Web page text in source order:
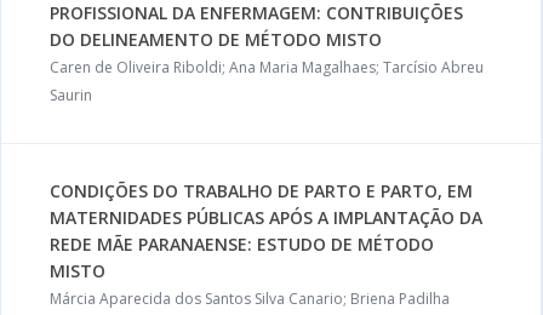
PROFISSIONAL DA ENFERMAGEM: CONTRIBUIÇÕES
DO DELINEAMENTO DE MÉTODO MISTO
Caren de Oliveira Riboldi; Ana Maria Magalhaes; Tarcísio Abreu
Saurin
CONDIÇÕES DO TRABALHO DE PARTO E PARTO, EM
MATERNIDADES PÚBLICAS APÓS A IMPLANTAÇÃO DA
REDE MÃE PARANAENSE: ESTUDO DE MÉTODO
MISTO
Márcia Aparecida dos Santos Silva Canario; Briena Padilha